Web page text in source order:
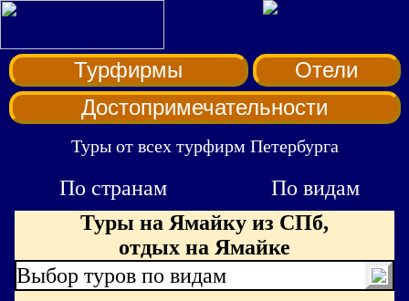
Турфирмы
Отели
Достопримечательности
Туры от всех турфирм Петербурга
По странам
По видам
Туры на Ямайку из СПб,
отдых на Ямайке
Выбор туров по видам